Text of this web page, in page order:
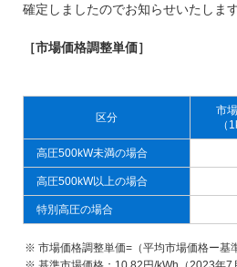
確定しましたのでお知らせいたします
［市場価格調整単価］
区分
市
（
高圧500kW未満の場合
高圧500kW以上の場合
特別高圧の場合
市場価格調整単価=（平均市場価格ー基